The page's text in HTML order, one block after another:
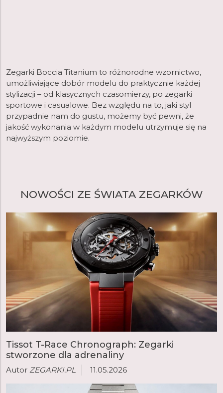
Zegarki Boccia Titanium to różnorodne wzornictwo,
umożliwiające dobór modelu do praktycznie każdej
stylizacji – od klasycznych czasomierzy, po zegarki
sportowe i casualowe. Bez względu na to, jaki styl
przypadnie nam do gustu, możemy być pewni, że
jakość wykonania w każdym modelu utrzymuje się na
najwyższym poziomie.
NOWOŚCI ZE ŚWIATA ZEGARKÓW
Tissot T-Race Chronograph: Zegarki
stworzone dla adrenaliny
Autor ZEGARKI.PL 11.05.2026